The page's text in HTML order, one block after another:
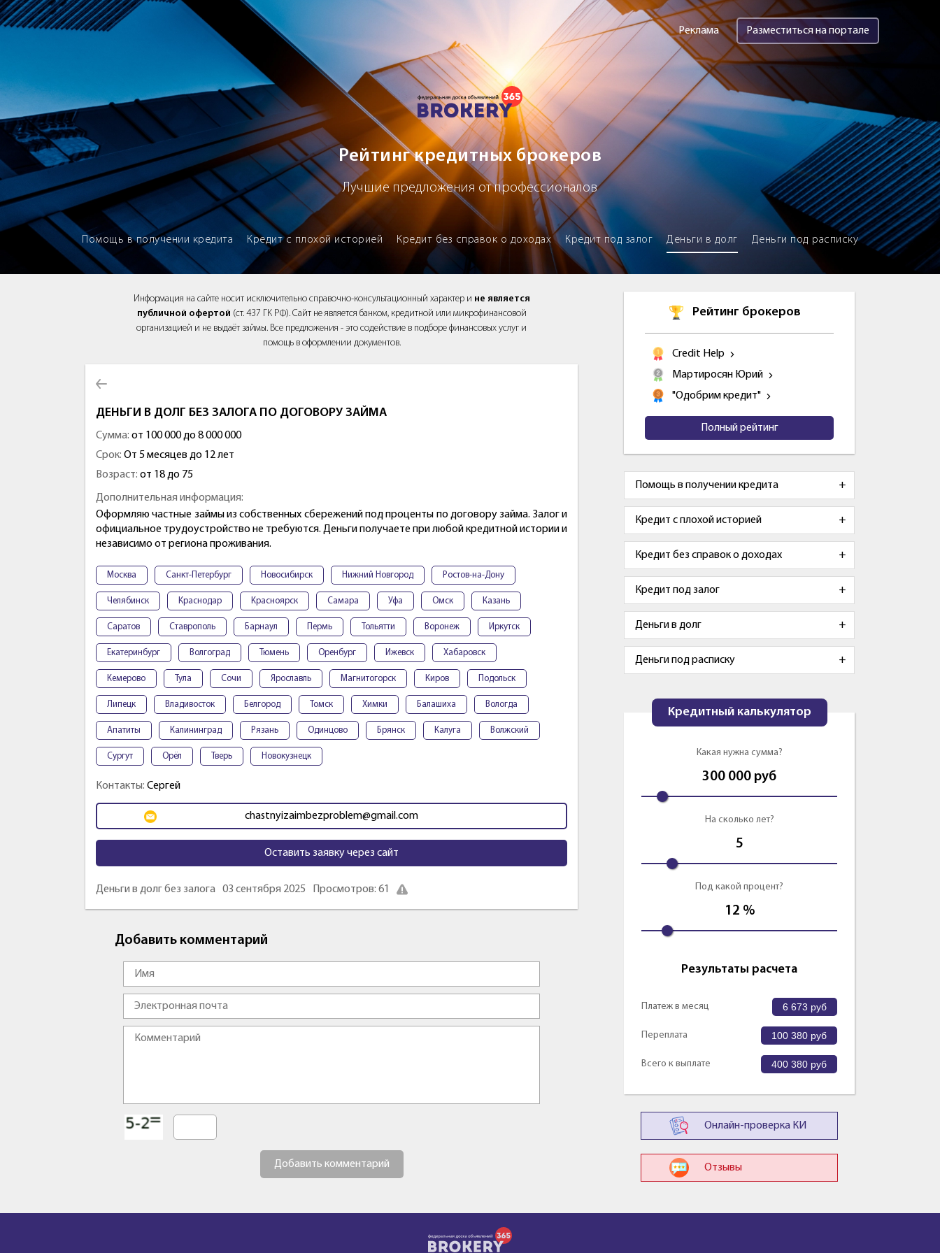
Brokery365 - Рейтинг кредитных брокеров
Реклама Разместиться на портале
Рейтинг кредитных брокеров
Лучшие предложения от профессионалов
Помощь в получении кредита Кредит с плохой историей Кредит без справок о доходах Кредит под залог Деньги в долг Деньги под расписку
Информация на сайте носит исключительно справочно-консультационный характер и не является
публичной офертой (ст. 437 ГК РФ). Сайт не является банком, кредитной или микрофинансовой
организацией и не выдаёт займы. Все предложения - это содействие в подборе финансовых услуг и
помощь в оформлении документов.
ДЕНЬГИ В ДОЛГ БЕЗ ЗАЛОГА ПО ДОГОВОРУ ЗАЙМА
Сумма: от 100 000 до 8 000 000
Срок: От 5 месяцев до 12 лет
Возраст: от 18 до 75
Дополнительная информация:
Оформляю частные займы из собственных сбережений под проценты по договору займа. Залог и
официальное трудоустройство не требуются. Деньги получаете при любой кредитной истории и
независимо от региона проживания.
Москва Санкт-Петербург Новосибирск Нижний Новгород Ростов-на-Дону
Челябинск Краснодар Красноярск Самара Уфа Омск Казань
Саратов Ставрополь Барнаул Пермь Тольятти Воронеж Иркутск
Екатеринбург Волгоград Тюмень Оренбург Ижевск Хабаровск
Кемерово Тула Сочи Ярославль Магнитогорск Киров Подольск
Липецк Владивосток Белгород Томск Химки Балашиха Вологда
Апатиты Калининград Рязань Одинцово Брянск Калуга Волжский
Сургут Орёл Тверь Новокузнецк
Контакты: Сергей
chastnyizaimbezproblem@gmail.com
Оставить заявку через сайт
Деньги в долг без залога 03 сентября 2025 Просмотров: 61
Добавить комментарий
Добавить комментарий
Рейтинг брокеров
Credit Help
Мартиросян Юрий
"Одобрим кредит"
Полный рейтинг
Помощь в получении кредита
Кредит с плохой историей
Кредит без справок о доходах
Кредит под залог
Деньги в долг
Деньги под расписку
Кредитный калькулятор
Какая нужна сумма?
300 000 руб
На сколько лет?
5
Под какой процент?
12 %
Результаты расчета
Платеж в месяц 6 673 руб
Переплата 100 380 руб
Всего к выплате 400 380 руб
Онлайн-проверка КИ
Отзывы